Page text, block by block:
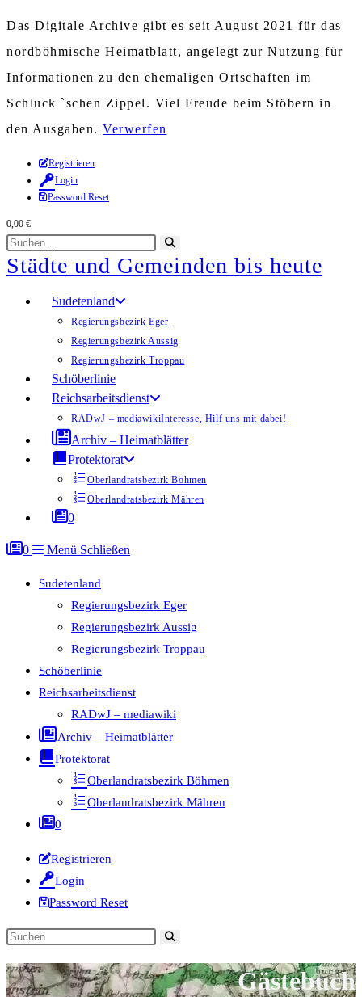
Das Digitale Archive gibt es seit August 2021 für das
nordböhmische Heimatblatt, angelegt zur Nutzung für
Informationen zu den ehemaligen Ortschaften im
Schluck `schen Zippel. Viel Freude beim Stöbern in
den Ausgaben. Verwerfen
Zum
Inhalt
springen
Registrieren
Login
Password Reset
0,00 €
Diese
Website
durchsuchen
starten
Städte und Gemeinden bis heute
Sudetenland
Regierungsbezirk Eger
Regierungsbezirk Aussig
Regierungsbezirk Troppau
Schöberlinie
Reichsarbeitsdienst
RADwJ – mediawikiInteresse, Hilf uns mit dabei!
Archiv – Heimatblätter
Protektorat
Oberlandratsbezirk Böhmen
Oberlandratsbezirk Mähren
0
0 Menü Schließen
Sudetenland
Regierungsbezirk Eger
Regierungsbezirk Aussig
Regierungsbezirk Troppau
Schöberlinie
Reichsarbeitsdienst
RADwJ – mediawiki
Archiv – Heimatblätter
Protektorat
Oberlandratsbezirk Böhmen
Oberlandratsbezirk Mähren
0
Registrieren
Login
Password Reset
Diese
durchsuchen
Gästebuch